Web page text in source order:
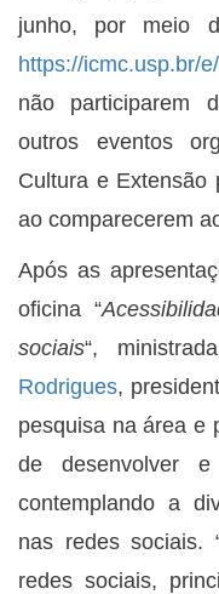
junho, por
https://icmc.usp.br/
não participarem
outros eventos
Cultura e Extensão
ao comparecerem
Após as
oficina “
sociais“,
Rodrigues,
pesquisa na área e
de desenvolver e
contemplando a
nas redes sociais.
redes sociais,